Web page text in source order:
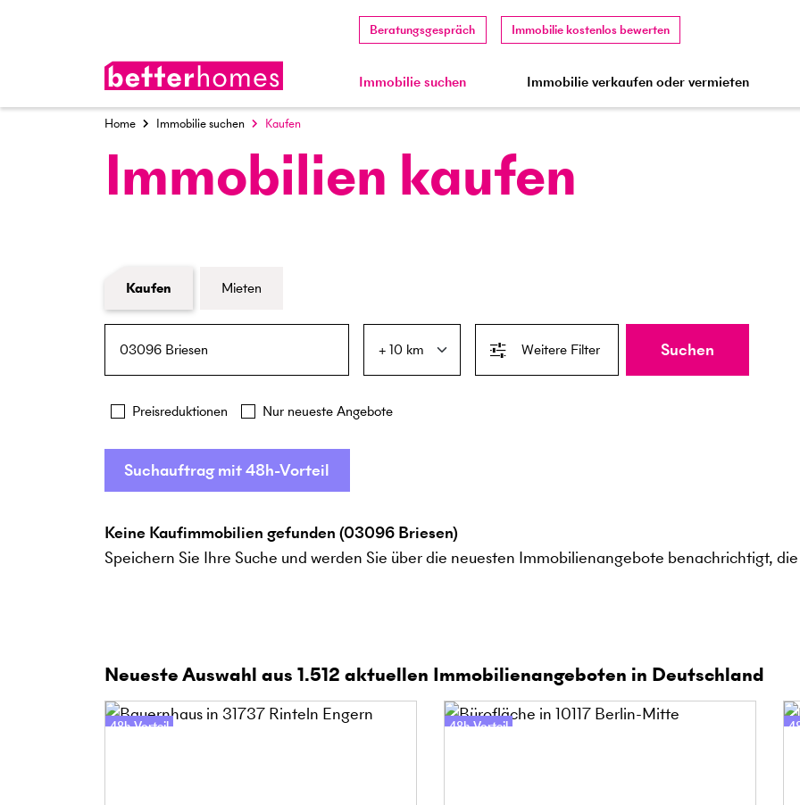
Beratungsgespräch Immobilie kostenlos bewerten
Immobilie suchen Immobilie verkaufen oder vermieten
Home Immobilie suchen Kaufen
Immobilien kaufen
Formular Immobiliensuche
Kaufen
Mieten
Weitere Filter
Preisreduktionen Nur neueste Angebote
Suchen
Suchauftrag mit 48h-Vorteil
Keine Kaufimmobilien gefunden (03096 Briesen)
Speichern Sie Ihre Suche und werden Sie über die neuesten Immobilienangebote benachrichtigt,
Neueste Auswahl aus 1.512 aktuellen Immobilienangeboten in Deutschland
48h-Vorteil 48h-Vorteil